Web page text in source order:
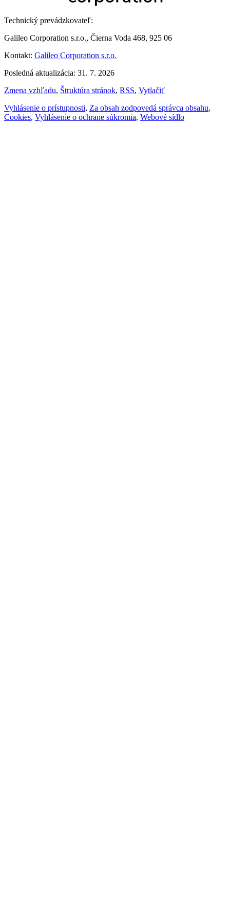
Technický prevádzkovateľ:
Galileo Corporation s.r.o., Čierna Voda 468, 925 06
Kontakt: Galileo Corporation s.r.o.
Posledná aktualizácia: 31. 7. 2026
Zmena vzhľadu, Štruktúra stránok, RSS, Vytlačiť
Vyhlásenie o prístupnosti, Za obsah zodpovedá správca obsahu,
Cookies, Vyhlásenie o ochrane súkromia, Webové sídlo